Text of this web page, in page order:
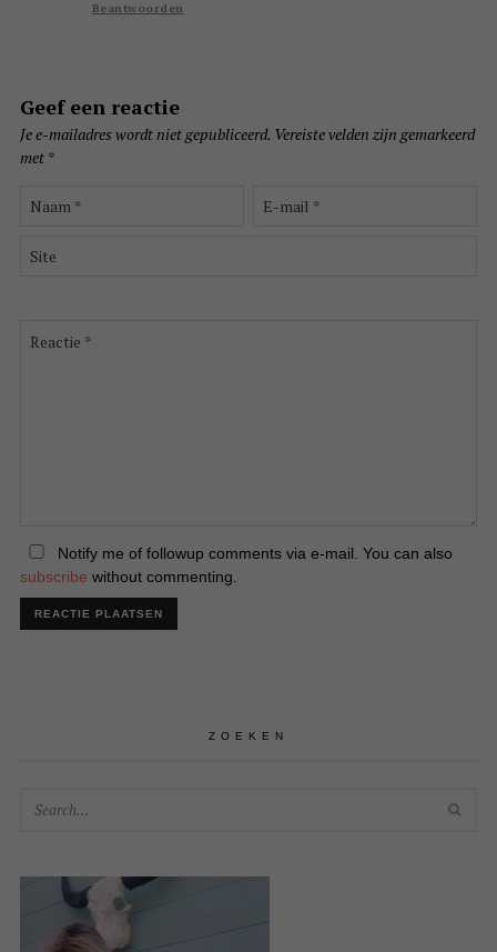
Beantwoorden
Geef een reactie
Je e-mailadres wordt niet gepubliceerd. Vereiste velden zijn gemarkeerd
met *
Notify me of followup comments via e-mail. You can also
subscribe without commenting.
ZOEKEN